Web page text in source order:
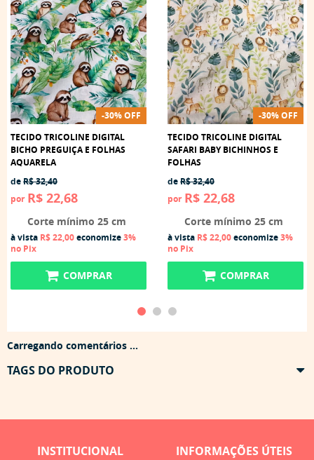
-30% OFF
TECIDO TRICOLINE DIGITAL
BICHO PREGUIÇA E FOLHAS
AQUARELA
deR$ 32,40
por R$ 22,68
Corte mínimo 25 cm
à vista R$ 22,00economize3%
no Pix
COMPRAR
-30% OFF
TECIDO TRICOLINE DIGITAL
SAFARI BABY BICHINHOS E
FOLHAS
deR$ 32,40
por R$ 22,68
Corte mínimo 25 cm
à vista R$ 22,00economize3%
no Pix
COMPRAR
Carregando comentários ...
TAGS DO PRODUTO
INSTITUCIONAL INFORMAÇÕES ÚTEIS